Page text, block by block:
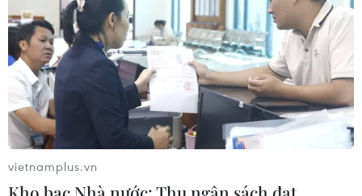
vietnamplus.vn